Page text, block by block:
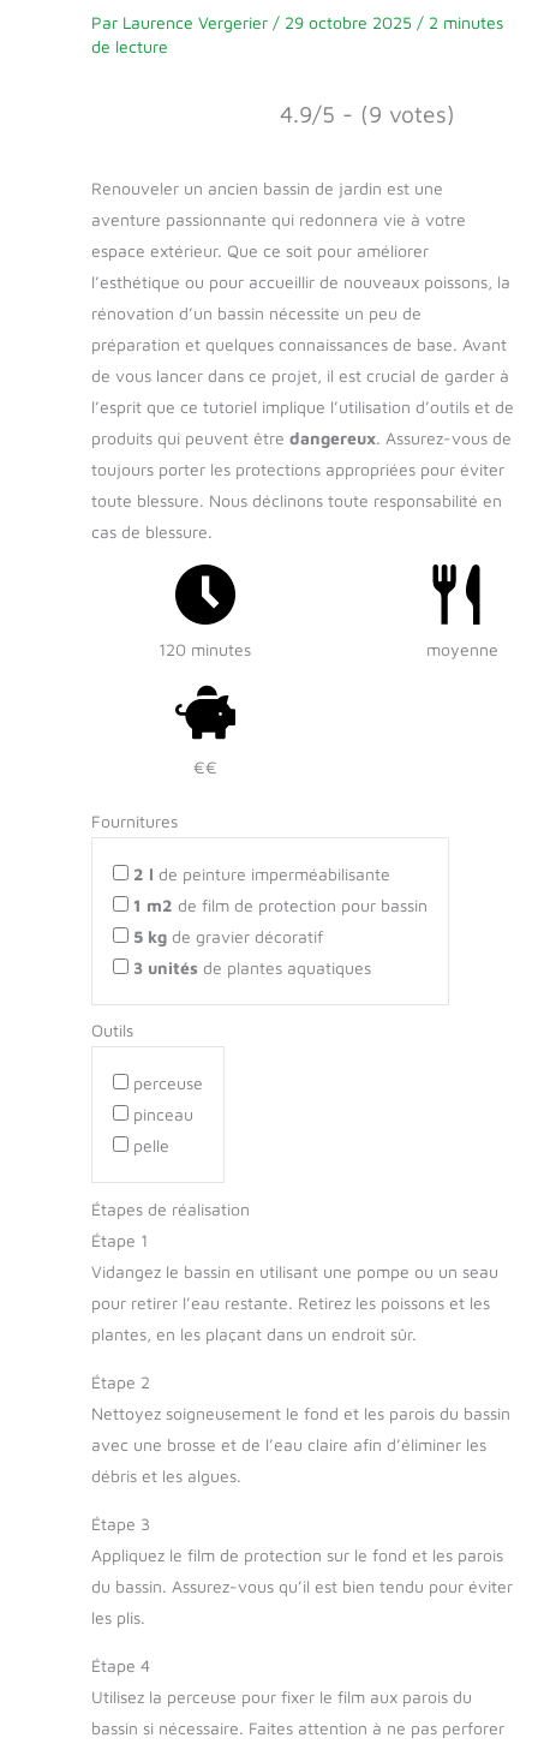
Par Laurence Vergerier / 29 octobre 2025 / 2 minutes
de lecture
4.9/5 - (9 votes)
Renouveler un ancien bassin de jardin est une
aventure passionnante qui redonnera vie à votre
espace extérieur. Que ce soit pour améliorer
l’esthétique ou pour accueillir de nouveaux poissons, la
rénovation d’un bassin nécessite un peu de
préparation et quelques connaissances de base. Avant
de vous lancer dans ce projet, il est crucial de garder à
l’esprit que ce tutoriel implique l’utilisation d’outils et de
produits qui peuvent être dangereux. Assurez-vous de
toujours porter les protections appropriées pour éviter
toute blessure. Nous déclinons toute responsabilité en
cas de blessure.
120 minutes moyenne
€€
Fournitures
2 l de peinture imperméabilisante
1 m2 de film de protection pour bassin
5 kg de gravier décoratif
3 unités de plantes aquatiques
Outils
perceuse
pinceau
pelle
Étapes de réalisation
Étape 1
Vidangez le bassin en utilisant une pompe ou un seau
pour retirer l’eau restante. Retirez les poissons et les
plantes, en les plaçant dans un endroit sûr.
Étape 2
Nettoyez soigneusement le fond et les parois du bassin
avec une brosse et de l’eau claire afin d’éliminer les
débris et les algues.
Étape 3
Appliquez le film de protection sur le fond et les parois
du bassin. Assurez-vous qu’il est bien tendu pour éviter
les plis.
Étape 4
Utilisez la perceuse pour fixer le film aux parois du
bassin si nécessaire. Faites attention à ne pas perforer